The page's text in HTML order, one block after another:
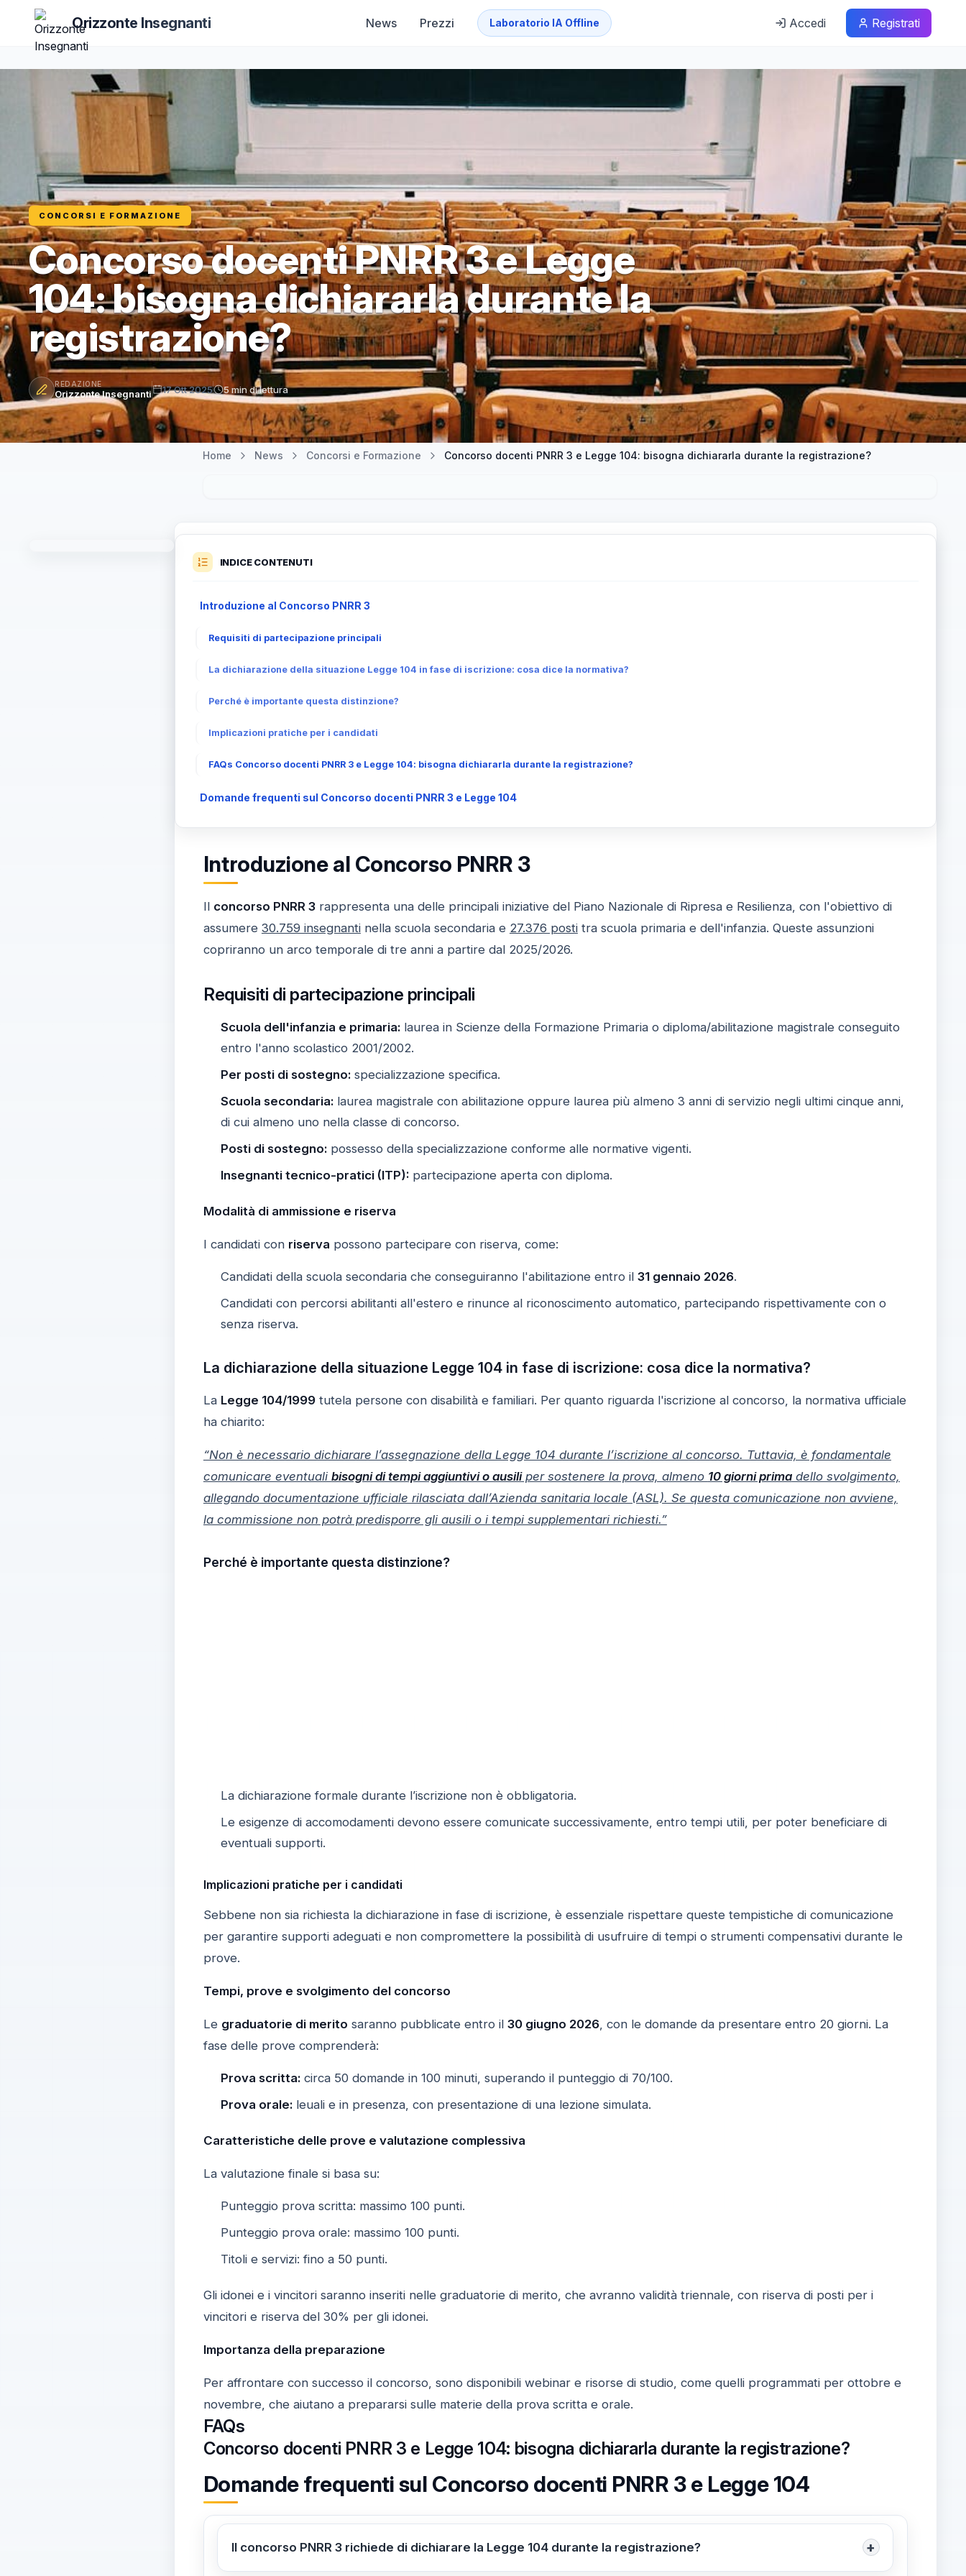
Orizzonte Insegnanti News Prezzi Laboratorio IA Offline Accedi Registrati
CONCORSI E FORMAZIONE
Concorso docenti PNRR 3 e Legge
104: bisogna dichiararla durante la
registrazione?
REDAZIONE
Orizzonte Insegnanti 17 Ott 2025 5 min di lettura
Home News Concorsi e Formazione Concorso docenti PNRR 3 e Legge 104: bisogna dichiararla durante la registrazione?
INDICE CONTENUTI
Introduzione al Concorso PNRR 3
Requisiti di partecipazione principali
La dichiarazione della situazione Legge 104 in fase di iscrizione: cosa dice la normativa?
Perché è importante questa distinzione?
Implicazioni pratiche per i candidati
FAQs Concorso docenti PNRR 3 e Legge 104: bisogna dichiararla durante la registrazione?
Domande frequenti sul Concorso docenti PNRR 3 e Legge 104
Introduzione al Concorso PNRR 3
Il concorso PNRR 3rappresenta una delle principali iniziative del Piano Nazionale di Ripresa e Resilienza, con l'obiettivo di
assumere 30.759 insegnantinella scuola secondaria e 27.376 postitra scuola primaria e dell'infanzia. Queste assunzioni
copriranno un arco temporale di tre anni a partire dal 2025/2026.
Requisiti di partecipazione principali
Scuola dell'infanzia e primaria:laurea in Scienze della Formazione Primaria o diploma/abilitazione magistrale conseguito
entro l'anno scolastico 2001/2002.
Per posti di sostegno:specializzazione specifica.
Scuola secondaria:laurea magistrale con abilitazione oppure laurea più almeno 3 anni di servizio negli ultimi cinque anni,
di cui almeno uno nella classe di concorso.
Posti di sostegno:possesso della specializzazione conforme alle normative vigenti.
Insegnanti tecnico-pratici (ITP):partecipazione aperta con diploma.
Modalità di ammissione e riserva
I candidati con riserva possono partecipare con riserva, come:
Candidati della scuola secondaria che conseguiranno l'abilitazione entro il 31 gennaio 2026.
Candidati con percorsi abilitanti all'estero e rinunce al riconoscimento automatico, partecipando rispettivamente con o
senza riserva.
La dichiarazione della situazione Legge 104 in fase di iscrizione: cosa dice la normativa?
La Legge 104/1999tutela persone con disabilità e familiari. Per quanto riguarda l'iscrizione al concorso, la normativa ufficiale
ha chiarito:
“Non è necessario dichiarare l’assegnazione della Legge 104 durante l’iscrizione al concorso. Tuttavia, è fondamentale
comunicare eventuali bisogni di tempi aggiuntivi o ausiliper sostenere la prova, almeno 10 giorni primadello svolgimento,
allegando documentazione ufficiale rilasciata dall’Azienda sanitaria locale (ASL). Se questa comunicazione non avviene,
la commissione non potrà predisporre gli ausili o i tempi supplementari richiesti.”
Perché è importante questa distinzione?
La dichiarazione formale durante l’iscrizione non è obbligatoria.
Le esigenze di accomodamenti devono essere comunicate successivamente, entro tempi utili, per poter beneficiare di
eventuali supporti.
Implicazioni pratiche per i candidati
Sebbene non sia richiesta la dichiarazione in fase di iscrizione, è essenziale rispettare queste tempistiche di comunicazione
per garantire supporti adeguati e non compromettere la possibilità di usufruire di tempi o strumenti compensativi durante le
prove.
Tempi, prove e svolgimento del concorso
Le graduatorie di merito saranno pubblicate entro il 30 giugno 2026, con le domande da presentare entro 20 giorni. La
fase delle prove comprenderà:
Prova scritta:circa 50 domande in 100 minuti, superando il punteggio di 70/100.
Prova orale:leuali e in presenza, con presentazione di una lezione simulata.
Caratteristiche delle prove e valutazione complessiva
La valutazione finale si basa su:
Punteggio prova scritta: massimo 100 punti.
Punteggio prova orale: massimo 100 punti.
Titoli e servizi: fino a 50 punti.
Gli idonei e i vincitori saranno inseriti nelle graduatorie di merito, che avranno validità triennale, con riserva di posti per i
vincitori e riserva del 30% per gli idonei.
Importanza della preparazione
Per affrontare con successo il concorso, sono disponibili webinar e risorse di studio, come quelli programmati per ottobre e
novembre, che aiutano a prepararsi sulle materie della prova scritta e orale.
FAQs
Concorso docenti PNRR 3 e Legge 104: bisogna dichiararla durante la registrazione?
Domande frequenti sul Concorso docenti PNRR 3 e Legge 104
Il concorso PNRR 3 richiede di dichiarare la Legge 104 durante la registrazione? +